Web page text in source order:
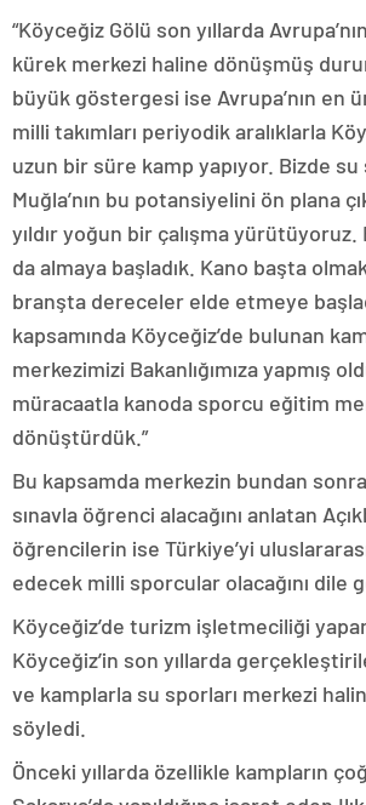
“Köyceğiz Gölü son yıllarda
kürek merkezi haline dönüşmüş
büyük göstergesi ise Avrupa’nın en
milli takımları periyodik aralıklarla
uzun bir süre kamp yapıyor. Bizde su
Muğla’nın bu potansiyelini ön plana
yıldır yoğun bir çalışma yürütüyoruz.
da almaya başladık. Kano başta
branşta dereceler elde etmeye
kapsamında Köyceğiz’de bulunan
merkezimizi Bakanlığımıza yapmış
müracaatla kanoda sporcu eğitim
dönüştürdük.”
Bu kapsamda merkezin bundan
sınavla öğrenci alacağını anlatan
öğrencilerin ise Türkiye’yi
edecek milli sporcular olacağını dile
Köyceğiz’de turizm işletmeciliği
Köyceğiz’in son yıllarda
ve kamplarla su sporları merkezi
söyledi.
Önceki yıllarda özellikle kampların